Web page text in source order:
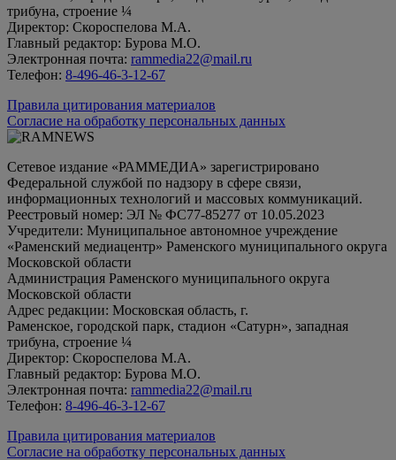
трибуна, строение ¼
Директор: Скороспелова М.А.
Главный редактор: Бурова М.О.
Электронная почта: rammedia22@mail.ru
Телефон: 8-496-46-3-12-67
Правила цитирования материалов
Согласие на обработку персональных данных
Сетевое издание «РАММЕДИА» зарегистрировано
Федеральной службой по надзору в сфере связи,
информационных технологий и массовых коммуникаций.
Реестровый номер: ЭЛ № ФС77-85277 от 10.05.2023
Учредители: Муниципальное автономное учреждение
«Раменский медиацентр» Раменского муниципального округа
Московской области
Администрация Раменского муниципального округа
Московской области
Адрес редакции: Московская область, г.
Раменское, городской парк, стадион «Сатурн», западная
трибуна, строение ¼
Директор: Скороспелова М.А.
Главный редактор: Бурова М.О.
Электронная почта: rammedia22@mail.ru
Телефон: 8-496-46-3-12-67
Правила цитирования материалов
Согласие на обработку персональных данных